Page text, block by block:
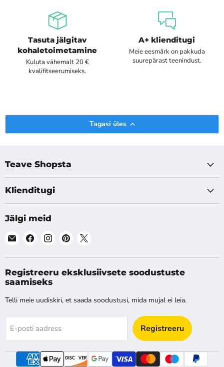
Tasuta jälgitav
kohaletoimetamine
Kuluta vähemalt 20 €
kvalifitseerumiseks.
A+ klienditugi
Meie eesmärk on pakkuda
suurepärast teenindust.
Tagasi üles
Teave Shopsta
Klienditugi
Jälgi meid
Leia
E-
post
Leia
Facebook
Leia
Instagram
Leia
Pinterest
X
Registreeru eksklusiivsete soodustuste
saamiseks
Telli meie uudiskiri, et saada soodustusi, mida mujal ei leia.
E-posti aadress Registreeru